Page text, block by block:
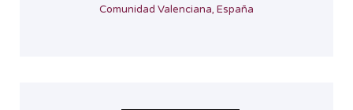
Comunidad Valenciana, España